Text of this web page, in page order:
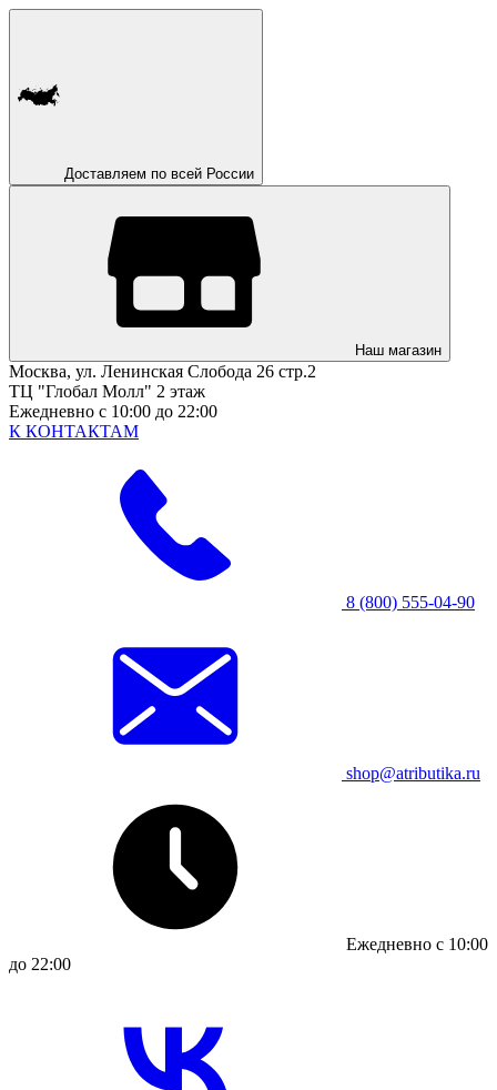
Доставляем по всей России
Наш магазин
Москва, ул. Ленинская Слобода 26 стр.2
ТЦ "Глобал Молл" 2 этаж
Ежедневно с 10:00 до 22:00
К КОНТАКТАМ
8 (800) 555-04-90
shop@atributika.ru
Ежедневно с 10:00
до 22:00